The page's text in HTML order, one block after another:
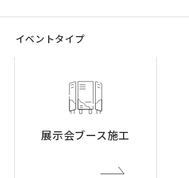
イベントタイプ
展示会ブース施工